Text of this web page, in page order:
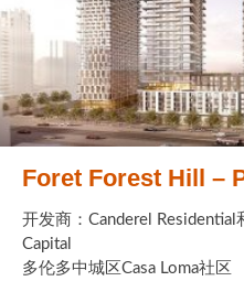
Foret Forest Hill –
开发商：Canderel Residential
Capital
多伦多中城区Casa Loma社区